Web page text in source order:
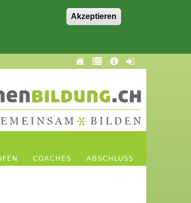
Akzeptieren
COACHES ABSCHLUSS